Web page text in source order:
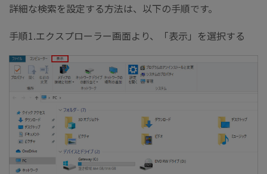
詳細な検索を設定する方法は、以下の手順です。
手順1.エクスプローラー画面より、「表示」を選択する